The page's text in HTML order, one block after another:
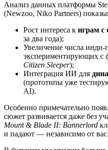
Анализ данных платформы
(Newzoo, Niko Partners)
Рост интереса к играм
за два года);
Увеличение числа инди-
экспериментирующих с
Citizen Sleeper);
Интеграция ИИ для
(прототипы уже
AI).
Особенно примечательно
сюжет развивается даже без
Mount & Blade II: Bannerlord
и падают — независимо от вас.